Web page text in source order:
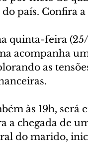
país. Confira
quinta-feira (25/
acompanha
as
às 19h, será
a chegada de
do marido,